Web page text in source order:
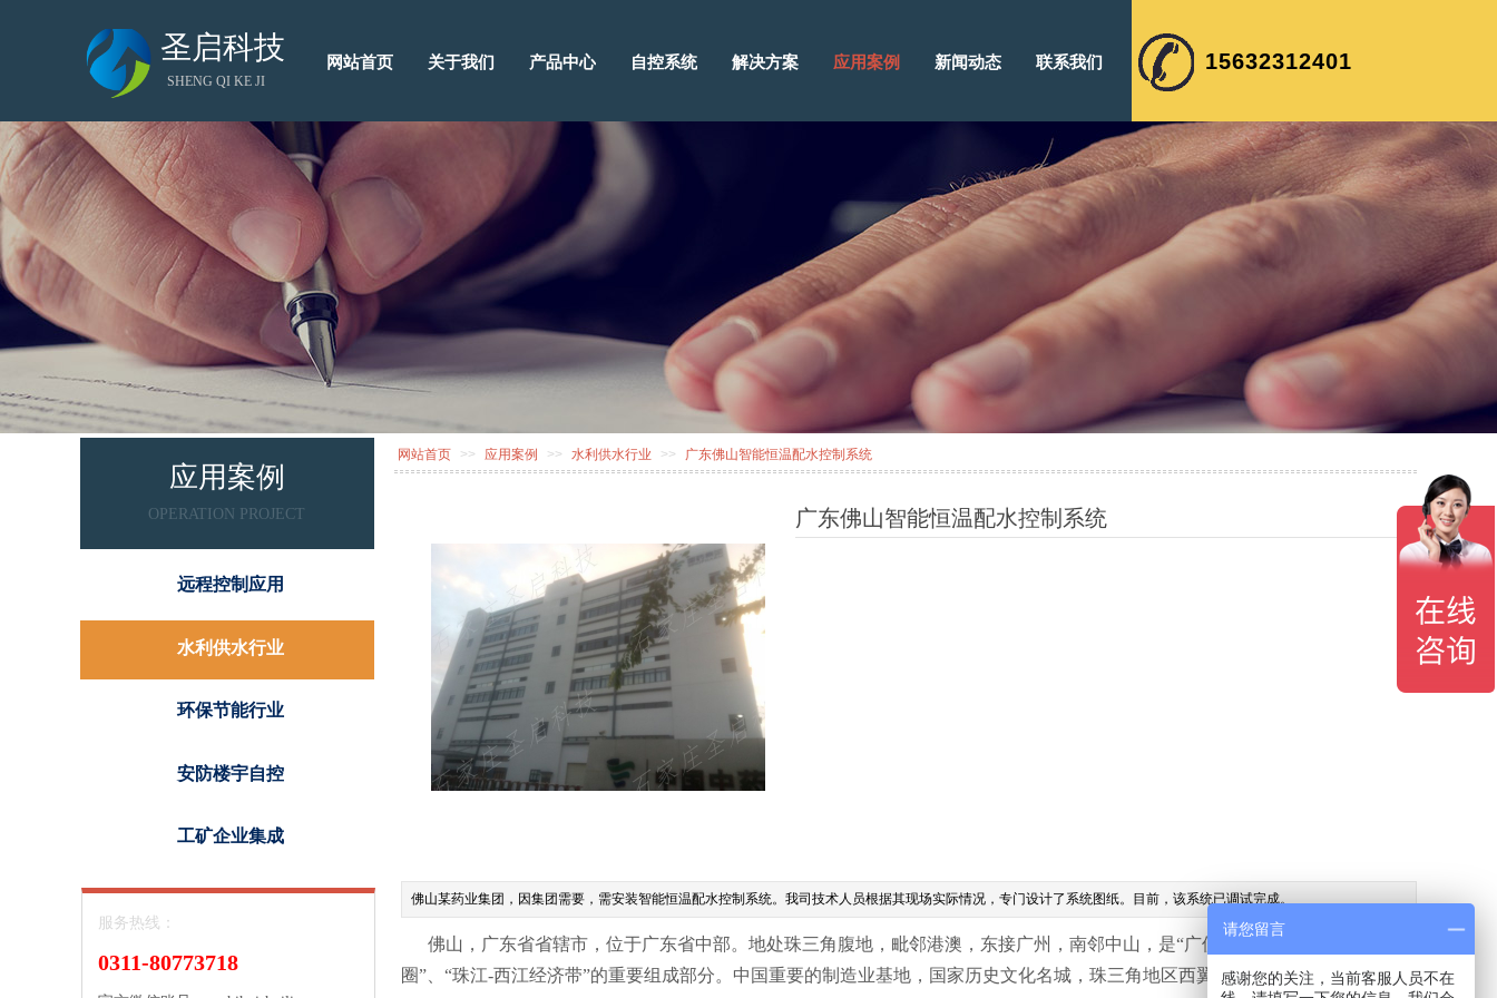
15632312401
圣启科技
SHENG QI KE JI
网站首页 关于我们 产品中心 自控系统 解决方案 应用案例 新闻动态 联系我们
网站首页 >> 应用案例 >> 水利供水行业 >> 广东佛山智能恒温配水控制系统
应用案例
广东佛山智能恒温配水控制系统
佛山某药业集团，因集团需要，需安装智能恒温配水控制系统。我司技术人员根据其现场实际情况，专门设计了系统图纸。目前，该系统已调试完成。
佛山，广东省省辖市，位于广东省中部。地处珠三角腹地，毗邻港澳，东接广州，南邻中山，是“广佛都市圈”、“广佛肇经济
圈”、“珠江-西江经济带”的重要组成部分。中国重要的制造业基地，国家历史文化名城，珠三角地区西翼经贸中心和综合交通枢
OPERATION PROJECT
远程控制应用
水利供水行业
环保节能行业
安防楼宇自控
工矿企业集成
服务热线：​
0311-80773718
请您留言
感谢您的关注，当前客服人员不在